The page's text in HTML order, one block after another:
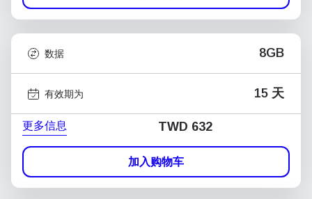
数据 8GB
有效期为 15 天
更多信息 TWD 632
加入购物车